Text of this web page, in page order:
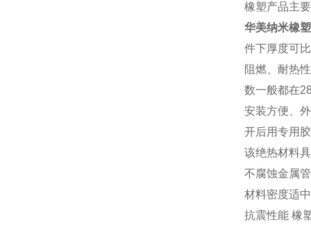
橡塑产品主
华美纳米橡
件下厚度可
阻燃、耐热
数一般都在
安装方便、
开后用专用
该绝热材料
不腐蚀金属
材料密度适
抗震性能 橡